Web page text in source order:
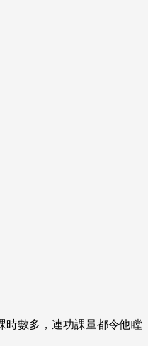
時數多，連功課量都令他瞠